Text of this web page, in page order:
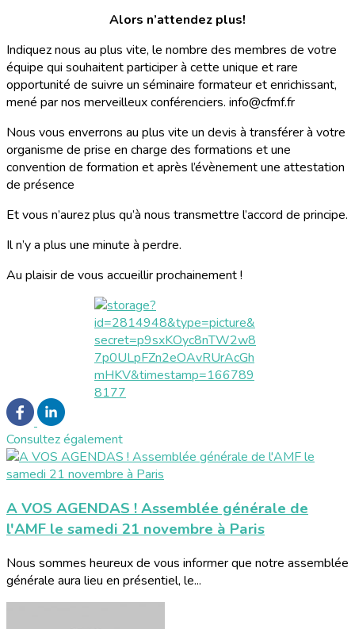
Alors n’attendez plus!
Indiquez nous au plus vite, le nombre des membres de votre
équipe qui souhaitent participer à cette unique et rare
opportunité de suivre un séminaire formateur et enrichissant,
mené par nos merveilleux conférenciers. info@cfmf.fr
Nous vous enverrons au plus vite un devis à transférer à votre
organisme de prise en charge des formations et une
convention de formation et après l’évènement une attestation
de présence
Et vous n’aurez plus qu’à nous transmettre l’accord de principe.
Il n’y a plus une minute à perdre.
Au plaisir de vous accueillir prochainement !
Consultez également
A VOS AGENDAS ! Assemblée générale de
l'AMF le samedi 21 novembre à Paris
Nous sommes heureux de vous informer que notre assemblée
générale aura lieu en présentiel, le...